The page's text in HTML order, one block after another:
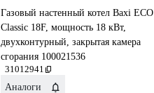
Газовый настенный котел Baxi ECO
Classic 18F, мощность 18 кВт,
двухконтурный, закрытая камера
сгорания 100021536
31012941
Аналоги